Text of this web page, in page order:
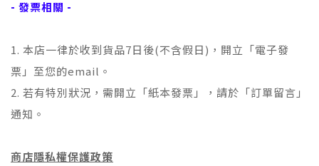
- 發票相關 -
1. 本店一律於收到貨品7日後(不含假日)，開立「電子發
票」至您的email。
2. 若有特別狀況，需開立「紙本發票」，請於「訂單留言」
通知。
商店隱私權保護政策